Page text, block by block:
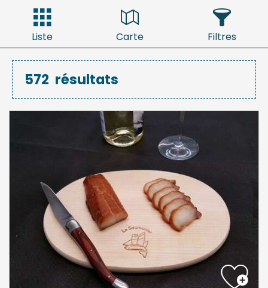
Liste Carte Filtres
572 résultats